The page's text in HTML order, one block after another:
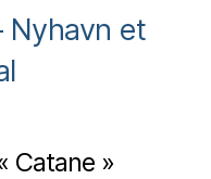
Nyhavn et
Catane »